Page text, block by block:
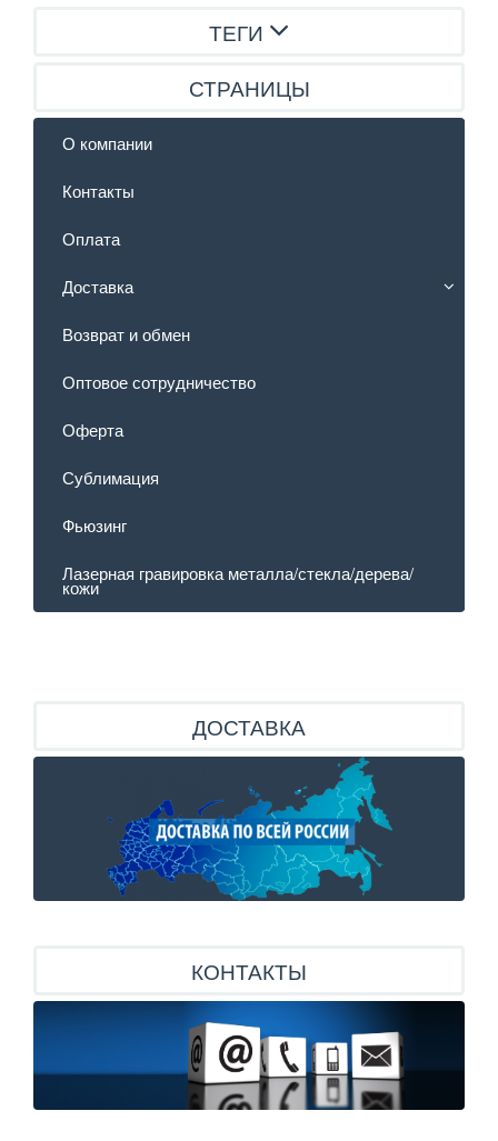
ТЕГИ
СТРАНИЦЫ
О компании
Контакты
Оплата
Доставка
Возврат и обмен
Оптовое сотрудничество
Оферта
Сублимация
Фьюзинг
Лазерная гравировка металла/стекла/дерева/
кожи
ДОСТАВКА
КОНТАКТЫ